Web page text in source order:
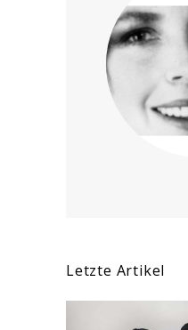
Letzte Artikel